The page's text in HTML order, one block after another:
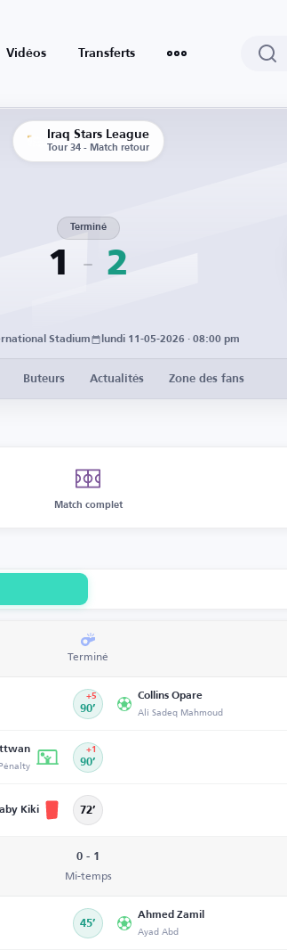
Vidéos Transferts
Iraq Stars League
Tour 34 - Match retour
1
Terminé
2
Stadium lundi 11-05-2026 · 08:00 pm
Buteurs Actualités Zone des fans
Match complet
Terminé
90’
+5 Collins Opare
Ali Sadeq Mahmoud
Pénalty 90’
+1
Kiki 72’
0 - 1
Mi-temps
45’
Ahmed Zamil
Ayad Abd